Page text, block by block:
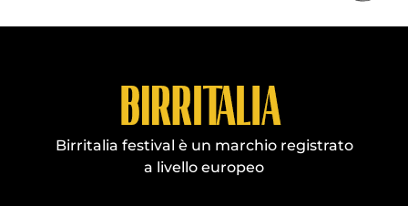
Birritalia festival è un marchio registrato
a livello europeo